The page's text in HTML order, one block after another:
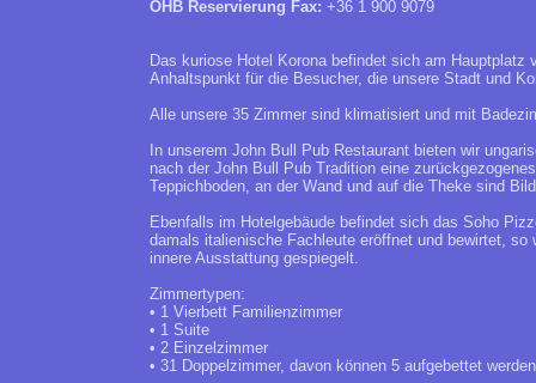
OHB Reservierung Fax: +36 1 900 9079
Das kuriose Hotel Korona befindet sich am
Anhaltspunkt für die Besucher, die unsere Stadt und
Alle unsere 35 Zimmer sind klimatisiert und mit
In unserem John Bull Pub Restaurant bieten wir
nach der John Bull Pub Tradition eine
Teppichboden, an der Wand und auf die Theke sind
Ebenfalls im Hotelgebäude befindet sich das Soho
damals italienische Fachleute eröffnet und bewirtet,
innere Ausstattung gespiegelt.
Zimmertypen:
• 1 Vierbett Familienzimmer
• 1 Suite
• 2 Einzelzimmer
• 31 Doppelzimmer, davon können 5 aufgebettet werden